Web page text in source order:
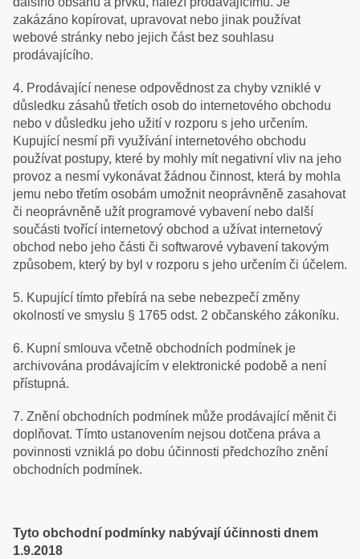
zakázáno kopírovat, upravovat nebo jinak používat
webové stránky nebo jejich část bez souhlasu
prodávajícího.
4. Prodávající nenese odpovědnost za chyby vzniklé v
důsledku zásahů třetích osob do internetového obchodu
nebo v důsledku jeho užití v rozporu s jeho určením.
Kupující nesmí při využívání internetového obchodu
používat postupy, které by mohly mít negativní vliv na jeho
provoz a nesmí vykonávat žádnou činnost, která by mohla
jemu nebo třetím osobám umožnit neoprávněně zasahovat
či neoprávněně užít programové vybavení nebo další
součásti tvořící internetový obchod a užívat internetový
obchod nebo jeho části či softwarové vybavení takovým
způsobem, který by byl v rozporu s jeho určením či účelem.
5. Kupující tímto přebírá na sebe nebezpečí změny
okolností ve smyslu § 1765 odst. 2 občanského zákoníku.
6. Kupní smlouva včetně obchodních podmínek je
archivována prodávajícím v elektronické podobě a není
přístupná.
7. Znění obchodních podmínek může prodávající měnit či
doplňovat. Tímto ustanovením nejsou dotčena práva a
povinnosti vzniklá po dobu účinnosti předchozího znění
obchodních podmínek.
Tyto obchodní podmínky nabývají účinnosti dnem
1.9.2018